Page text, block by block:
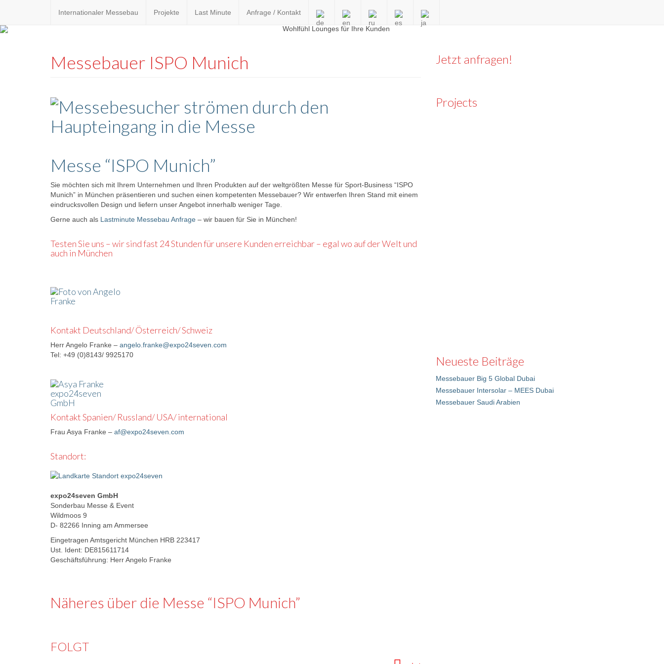
Internationaler Messebau Projekte Last Minute Anfrage / Kontakt
expo24seven
eventware
Messebauer ISPO Munich
Messe “ISPO Munich”
Sie möchten sich mit Ihrem Unternehmen und Ihren Produkten auf der weltgrößten Messe für Sport-Business “ISPO
Munich” in München präsentieren und suchen einen kompetenten Messebauer? Wir entwerfen Ihren Stand mit einem
eindrucksvollen Design und liefern unser Angebot innerhalb weniger Tage.
Gerne auch als Lastminute Messebau Anfrage – wir bauen für Sie in München!
Testen Sie uns – wir sind fast 24 Stunden für unsere Kunden erreichbar – egal wo auf der Welt und
auch in München
Kontakt Deutschland/ Österreich/ Schweiz
Herr Angelo Franke – angelo.franke@expo24seven.com
Tel: +49 (0)8143/ 9925170
Kontakt Spanien/ Russland/ USA/ international
Frau Asya Franke – af@expo24seven.com
Standort:
expo24seven GmbH
Sonderbau Messe & Event
Wildmoos 9
D- 82266 Inning am Ammersee
Eingetragen Amtsgericht München HRB 223417
Ust. Ident: DE815611714
Geschäftsführung: Herr Angelo Franke
Näheres über die Messe “ISPO Munich”
FOLGT
Jetzt anfragen!
Projects
Neueste Beiträge
Messebauer Big 5 Global Dubai
Messebauer Intersolar – MEES Dubai
Messebauer Saudi Arabien